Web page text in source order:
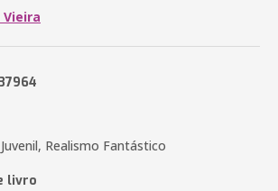
Vieira
Realismo Fantástico
livro